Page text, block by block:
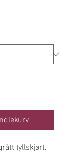
tyllskjørt.